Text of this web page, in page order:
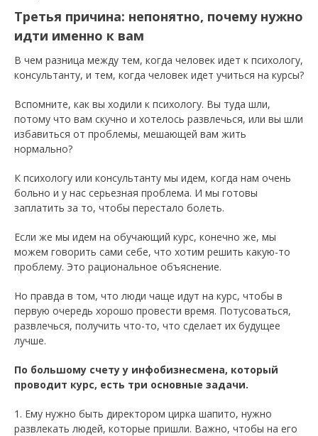
Третья причина: непонятно, почему нужно
идти именно к вам
В чем разница между тем, когда человек идет к психологу,
консультанту, и тем, когда человек идет учиться на курсы?
Вспомните, как вы ходили к психологу. Вы туда шли,
потому что вам скучно и хотелось развлечься, или вы шли
избавиться от проблемы, мешающей вам жить
нормально?
К психологу или консультанту мы идем, когда нам очень
больно и у нас серьезная проблема. И мы готовы
заплатить за то, чтобы перестало болеть.
Если же мы идем на обучающий курс, конечно же, мы
можем говорить сами себе, что хотим решить какую-то
проблему. Это рациональное объяснение.
Но правда в том, что люди чаще идут на курс, чтобы в
первую очередь хорошо провести время. Потусоваться,
развлечься, получить что-то, что сделает их будущее
лучше.
По большому счету у инфобизнесмена, который
проводит курс, есть три основные задачи.
1. Ему нужно быть директором цирка шапито, нужно
развлекать людей, которые пришли. Важно, чтобы на его